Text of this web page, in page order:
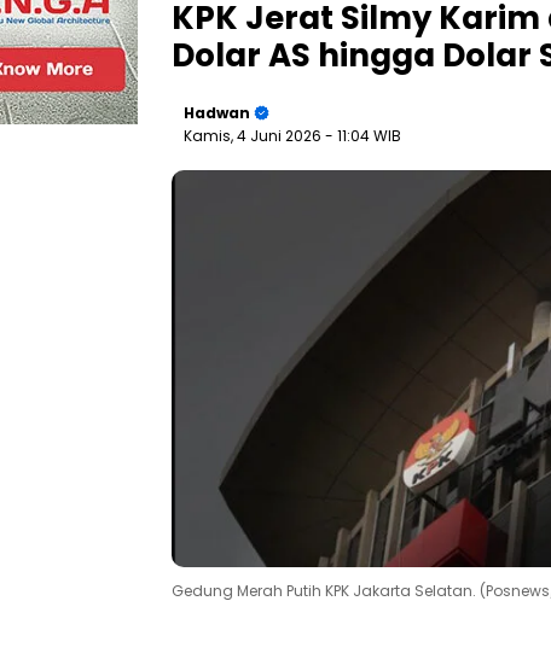
KPK Jerat Silmy
Dolar AS hingga Dolar
Hadwan
Kamis, 4 Juni 2026 - 11:04 WIB
Gedung Merah Putih KPK Jakarta Selatan.